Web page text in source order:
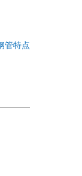
管特点